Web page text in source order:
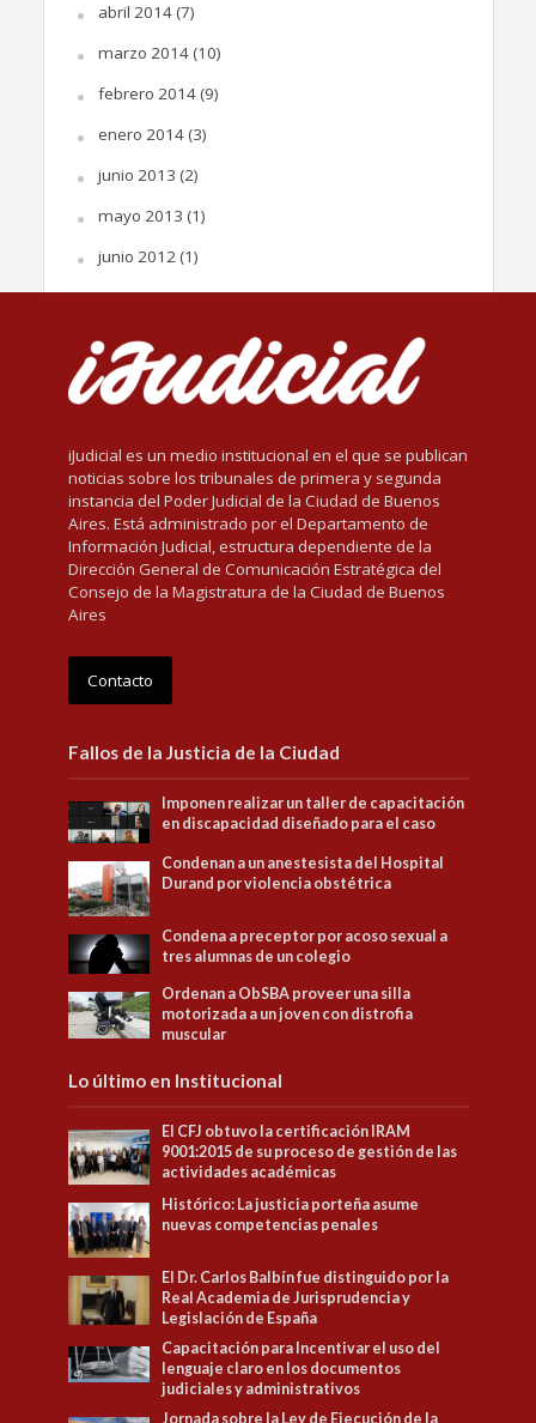
abril 2014(7)
marzo 2014(10)
febrero 2014(9)
enero 2014(3)
junio 2013 (2)
mayo 2013 (1)
junio 2012(1)
iJudicial es un medio institucional en el que se publican
noticias sobre los tribunales de primera y segunda
instancia del Poder Judicial de la Ciudad de Buenos
Aires. Está administrado por el Departamento de
Información Judicial, estructura dependiente de la
Dirección General de Comunicación Estratégica del
Consejo de la Magistratura de la Ciudad de Buenos
Aires
Contacto
Fallos de la Justicia de la Ciudad
Imponen realizar un taller de capacitación
en discapacidad diseñado para el caso
Condenan a un anestesista del Hospital
Durand por violencia obstétrica
Condena a preceptor por acoso sexual a
tres alumnas de un colegio
Ordenan a ObSBA proveer una silla
motorizada a un joven con distrofia
muscular
Lo último en Institucional
El CFJ obtuvo la certificación IRAM
9001:2015 de su proceso de gestión de las
actividades académicas
Histórico: La justicia porteña asume
nuevas competencias penales
El Dr. Carlos Balbín fue distinguido por la
Real Academia de Jurisprudencia y
Legislación de España
Capacitación para Incentivar el uso del
lenguaje claro en los documentos
judiciales y administrativos
Jornada sobre la Ley de Ejecución de la